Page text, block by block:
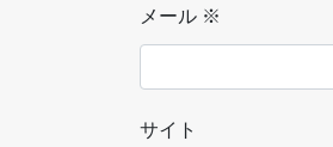
メール ※
サイト